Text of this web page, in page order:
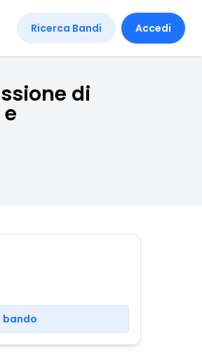
Ricerca Bandi Accedi
di
bando